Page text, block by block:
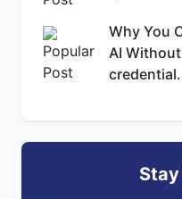
Why You
AI